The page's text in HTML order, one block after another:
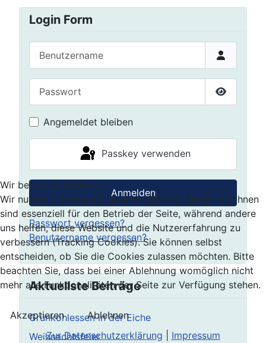
Login Form
Passwort
Angemeldet bleiben
Passkey verwenden
Anmelden
Passwort vergessen?
Benutzername vergessen?
Aktuellste Beiträge
Grünkohlessen in der Eiche
Weihnachtsfeier
Wir benutzen Cookies
Wir nutzen Cookies auf unserer Website. Einige von ihnen
sind essenziell für den Betrieb der Seite, während andere
uns helfen, diese Website und die Nutzererfahrung zu
verbessern (Tracking Cookies). Sie können selbst
entscheiden, ob Sie die Cookies zulassen möchten. Bitte
beachten Sie, dass bei einer Ablehnung womöglich nicht
mehr alle Funktionalitäten der Seite zur Verfügung stehen.
Akzeptieren
Ablehnen
Zur Datenschutzerklärung
Impressum